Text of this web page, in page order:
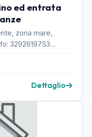
ed entrata
zona mare,
3292619753
Dettaglio